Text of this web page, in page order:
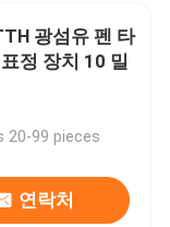
광섬유 펜 타
정 장치 10 밀
20-99 pieces
연락처